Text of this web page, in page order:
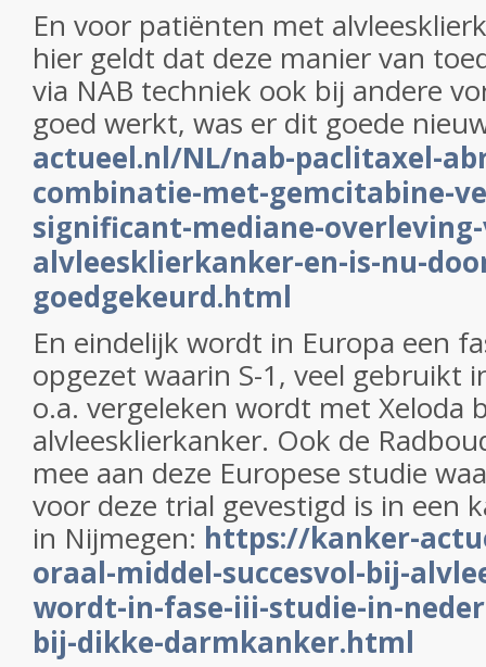
En voor patiënten met
hier geldt dat deze manier van
via NAB techniek ook bij andere
goed werkt, was er dit goede
actueel.nl/NL/nab-paclitaxel-
combinatie-met-gemcitabine-
significant-mediane-
alvleesklierkanker-en-is-nu-
goedgekeurd.html
En eindelijk wordt in Europa een
opgezet waarin S-1, veel gebruikt
o.a. vergeleken wordt met Xeloda
alvleesklierkanker. Ook de
mee aan deze Europese studie
voor deze trial gevestigd is in een
in Nijmegen: https://kanker-
oraal-middel-succesvol-bij-
wordt-in-fase-iii-studie-in-
bij-dikke-darmkanker.html